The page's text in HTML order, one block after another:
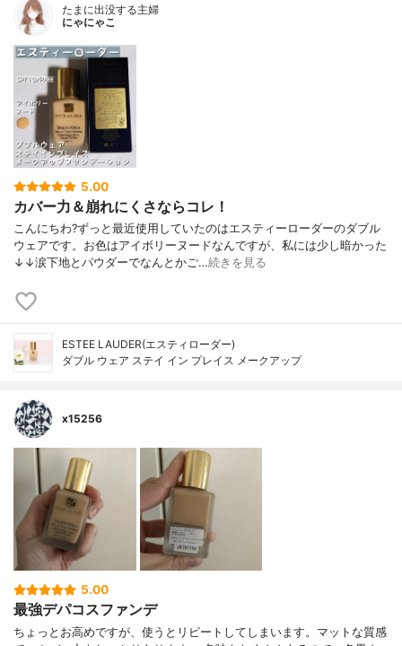
たまに出没する主婦
にゃにゃこ
5.00
カバー力＆崩れにくさならコレ！
こんにちわ?ずっと最近使用していたのはエスティーローダーのダブル
ウェアです。お色はアイボリーヌードなんですが、私には少し暗かった
↓↓涙下地とパウダーでなんとかご…続きを見る
ESTEE LAUDER(エスティローダー)
ダブル ウェア ステイ イン プレイス メークアップ
x15256
5.00
最強デパコスファンデ
ちょっとお高めですが、使うとリピートしてしまいます。マットな質感